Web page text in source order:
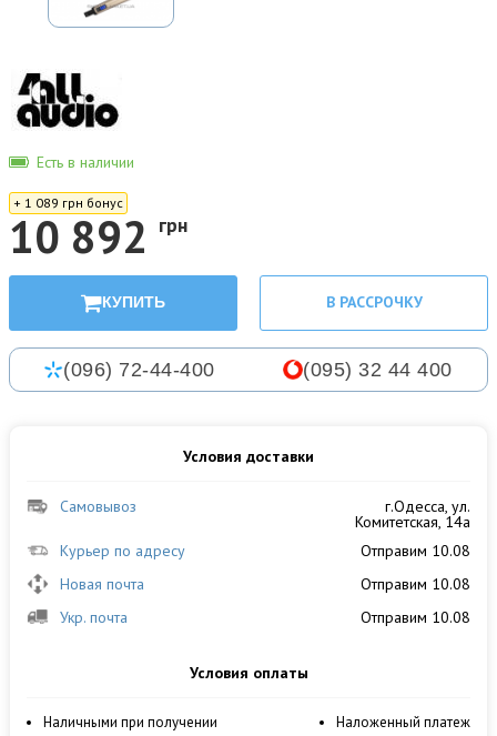
Есть в наличии
+ 1 089 грн бонус
10 892 грн
КУПИТЬ В РАССРОЧКУ
(096) 72-44-400 (095) 32 44 400
Условия доставки
Самовывоз г.Одесса, ул.
Комитетская, 14а
Курьер по адресу
Отправим 10.08
Новая почта
Отправим 10.08
Укр. почта
Отправим 10.08
Условия оплаты
Наличными при получении
Наложенный платеж